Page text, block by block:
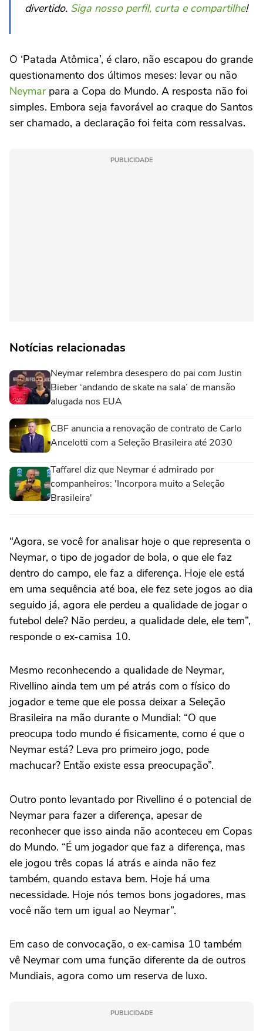
divertido. Siga nosso perfil, curta e compartilhe!
O ‘Patada Atômica’, é claro, não escapou do grande
questionamento dos últimos meses: levar ou não
Neymarpara a Copa do Mundo. A resposta não foi
simples. Embora seja favorável ao craque do Santos
ser chamado, a declaração foi feita com ressalvas.
PUBLICIDADE
Notícias relacionadas
Neymar relembra desespero do pai com Justin
Bieber ‘andando de skate na sala’ de mansão
alugada nos EUA
CBF anuncia a renovação de contrato de Carlo
Ancelotti com a Seleção Brasileira até 2030
Taffarel diz que Neymar é admirado por
companheiros: 'Incorpora muito a Seleção
Brasileira'
“Agora, se você for analisar hoje o que representa o
Neymar, o tipo de jogador de bola, o que ele faz
dentro do campo, ele faz a diferença. Hoje ele está
em uma sequência até boa, ele fez sete jogos ao dia
seguido já, agora ele perdeu a qualidade de jogar o
futebol dele? Não perdeu, a qualidade dele, ele tem”,
responde o ex-camisa 10.
Mesmo reconhecendo a qualidade de Neymar,
Rivellino ainda tem um pé atrás com o físico do
jogador e teme que ele possa deixar a Seleção
Brasileira na mão durante o Mundial: “O que
preocupa todo mundo é fisicamente, como é que o
Neymar está? Leva pro primeiro jogo, pode
machucar? Então existe essa preocupação”.
Outro ponto levantado por Rivellino é o potencial de
Neymar para fazer a diferença, apesar de
reconhecer que isso ainda não aconteceu em Copas
do Mundo. “É um jogador que faz a diferença, mas
ele jogou três copas lá atrás e ainda não fez
também, quando estava bem. Hoje há uma
necessidade. Hoje nós temos bons jogadores, mas
você não tem um igual ao Neymar”.
Em caso de convocação, o ex-camisa 10 também
vê Neymar com uma função diferente da de outros
Mundiais, agora como um reserva de luxo.
PUBLICIDADE